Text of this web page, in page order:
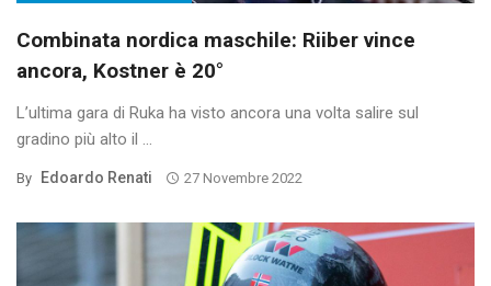
Combinata nordica maschile: Riiber vince
ancora, Kostner è 20°
L’ultima gara di Ruka ha visto ancora una volta salire sul
gradino più alto il ...
By Edoardo Renati 27 Novembre 2022